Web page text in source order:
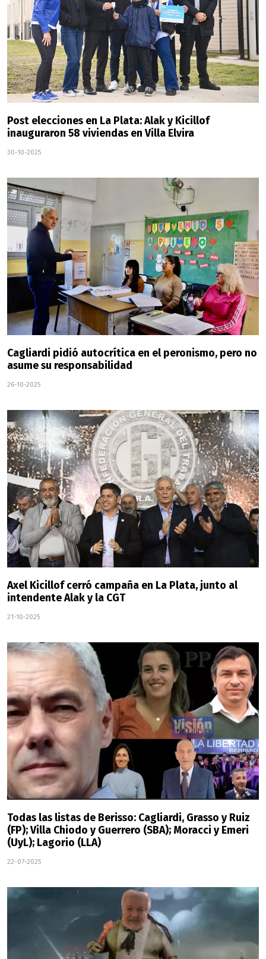
Post elecciones en La Plata: Alak y Kicillof
inauguraron 58 viviendas en Villa Elvira
30-10-2025
Cagliardi pidió autocrítica en el peronismo, pero no
asume su responsabilidad
26-10-2025
Axel Kicillof cerró campaña en La Plata, junto al
intendente Alak y la CGT
21-10-2025
Todas las listas de Berisso: Cagliardi, Grasso y Ruiz
(FP); Villa Chiodo y Guerrero (SBA); Moracci y Emeri
(UyL); Lagorio (LLA)
22-07-2025